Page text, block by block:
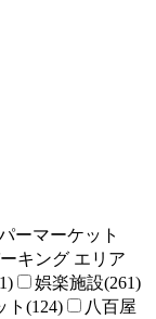
ーマーケット
キング エリア
娯楽施設(261)
ト(124)
八百屋